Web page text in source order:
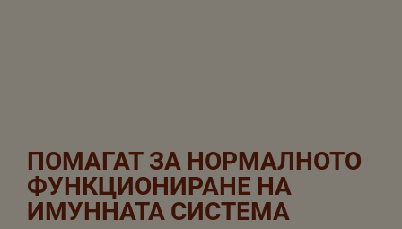
ПОМАГАТ ЗА НОРМАЛНОТО
ФУНКЦИОНИРАНЕ НА
ИМУННАТА СИСТЕМА